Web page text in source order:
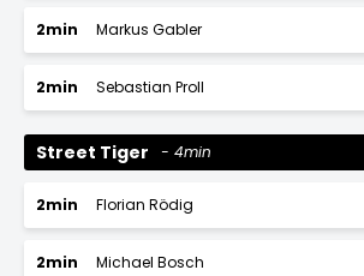
2min Markus Gabler
2min Sebastian Proll
Street Tiger 4min
2min Florian Rödig
2min Michael Bosch